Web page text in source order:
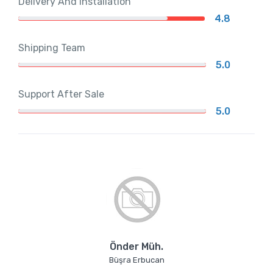
4.8
Shipping Team
5.0
Support After Sale
5.0
Önder Müh.
Büşra Erbucan